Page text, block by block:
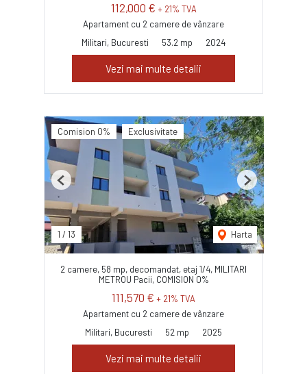
112,000 € + 21% TVA
Apartament cu 2 camere de vânzare
Militari, Bucuresti
53.2 mp 2024
Vezi mai multe detalii
Comision 0% Exclusivitate
1 / 13 Harta
Previous Next
2 camere, 58 mp, decomandat, etaj 1/4, MILITARI
METROU Pacii, COMISION 0%
111,570 € + 21% TVA
Apartament cu 2 camere de vânzare
Militari, Bucuresti
52 mp 2025
Vezi mai multe detalii